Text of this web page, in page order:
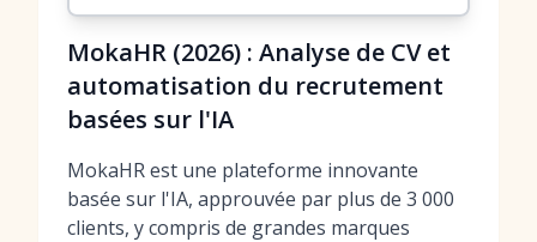
MokaHR (2026) : Analyse de CV et
automatisation du recrutement
basées sur l'IA
MokaHR est une plateforme innovante
basée sur l'IA, approuvée par plus de 3 000
clients, y compris de grandes marques